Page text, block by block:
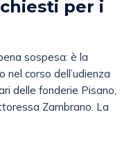
per i
sospesa: è la
corso dell’udienza
delle fonderie Pisano,
Zambrano. La